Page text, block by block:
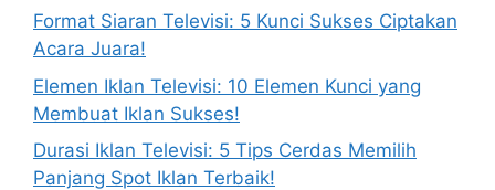
Format Siaran Televisi: 5 Kunci Sukses Ciptakan
Acara Juara!
Elemen Iklan Televisi: 10 Elemen Kunci yang
Membuat Iklan Sukses!
Durasi Iklan Televisi: 5 Tips Cerdas Memilih
Panjang Spot Iklan Terbaik!